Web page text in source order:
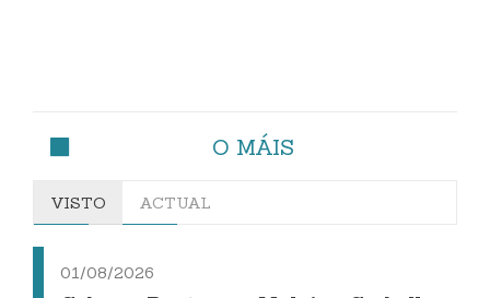
O MÁIS
VISTO ACTUAL
01/08/2026